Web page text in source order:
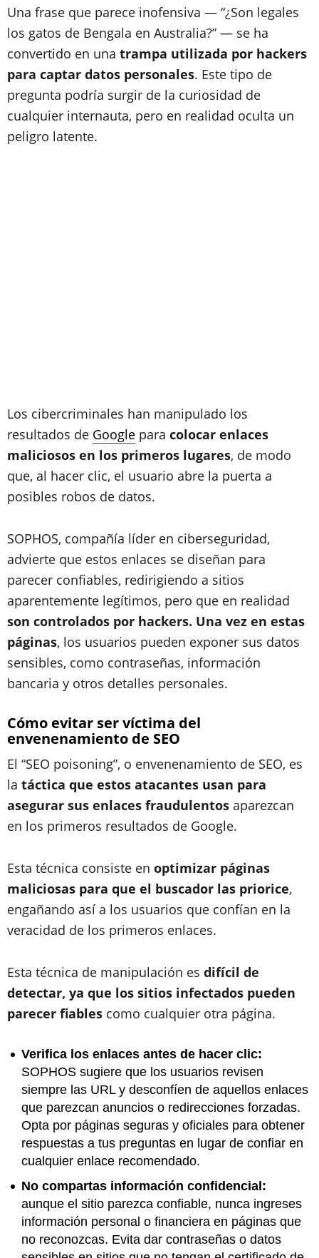
Una frase que parece inofensiva — “¿Son legales
los gatos de Bengala en Australia?” — se ha
convertido en una trampa utilizada por hackers
para captar datos personales. Este tipo de
pregunta podría surgir de la curiosidad de
cualquier internauta, pero en realidad oculta un
peligro latente.
Los cibercriminales han manipulado los
resultados de Google para colocar enlaces
maliciosos en los primeros lugares, de modo
que, al hacer clic, el usuario abre la puerta a
posibles robos de datos.
SOPHOS, compañía líder en ciberseguridad,
advierte que estos enlaces se diseñan para
parecer confiables, redirigiendo a sitios
aparentemente legítimos, pero que en realidad
son controlados por hackers. Una vez en estas
páginas, los usuarios pueden exponer sus datos
sensibles, como contraseñas, información
bancaria y otros detalles personales.
Cómo evitar ser víctima del
envenenamiento de SEO
El “SEO poisoning”, o envenenamiento de SEO, es
la táctica que estos atacantes usan para
asegurar sus enlaces fraudulentos aparezcan
en los primeros resultados de Google.
Esta técnica consiste en optimizar páginas
maliciosas para que el buscador las priorice,
engañando así a los usuarios que confían en la
veracidad de los primeros enlaces.
Esta técnica de manipulación es difícil de
detectar, ya que los sitios infectados pueden
parecer fiables como cualquier otra página.
Verifica los enlaces antes de hacer clic:
SOPHOS sugiere que los usuarios revisen
siempre las URL y desconfíen de aquellos enlaces
que parezcan anuncios o redirecciones forzadas.
Opta por páginas seguras y oficiales para obtener
respuestas a tus preguntas en lugar de confiar en
cualquier enlace recomendado.
No compartas información confidencial:
aunque el sitio parezca confiable, nunca ingreses
información personal o financiera en páginas que
no reconozcas. Evita dar contraseñas o datos